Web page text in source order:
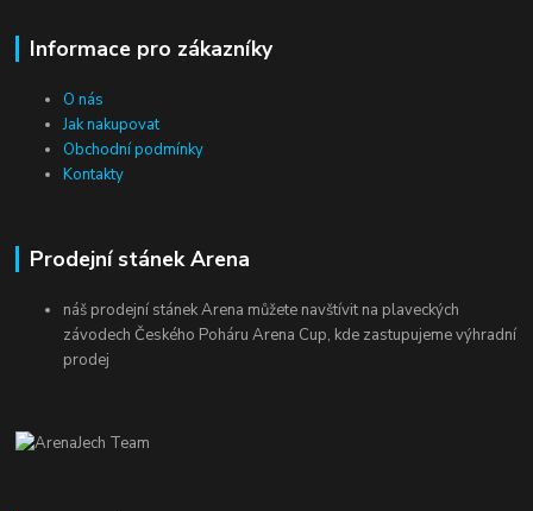
Informace pro zákazníky
O nás
Jak nakupovat
Obchodní podmínky
Kontakty
Prodejní stánek Arena
náš prodejní stánek Arena můžete navštívit na plaveckých
závodech Českého Poháru Arena Cup, kde zastupujeme výhradní
prodej